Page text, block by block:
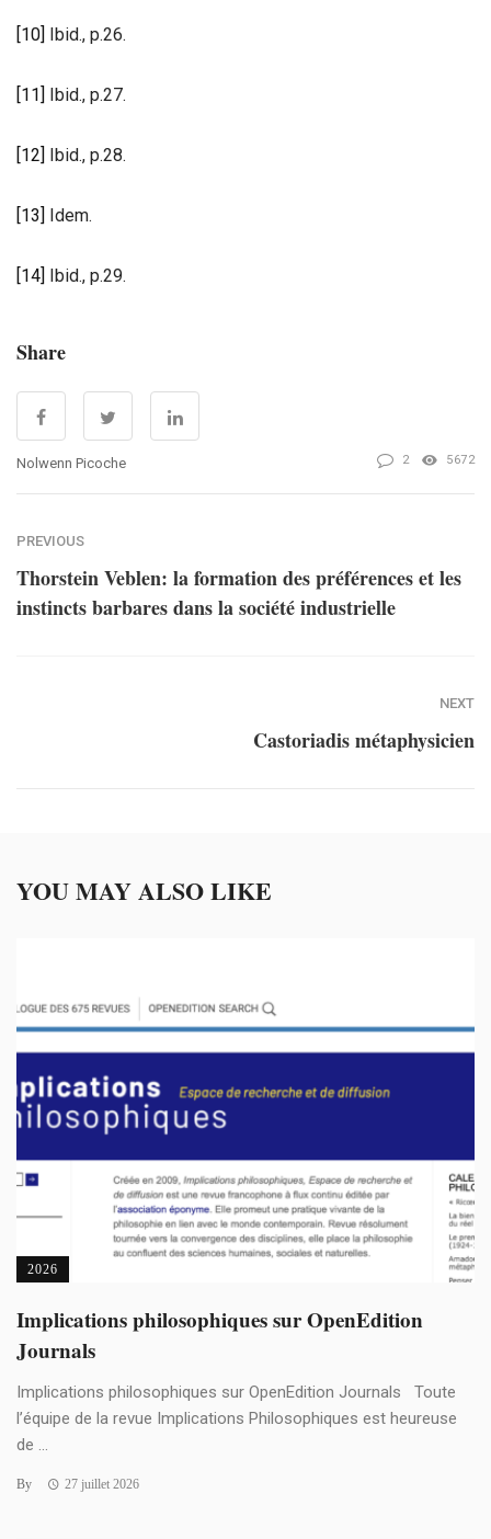
[10] Ibid., p.26.
[11] Ibid., p.27.
[12] Ibid., p.28.
[13] Idem.
[14] Ibid., p.29.
Share
Nolwenn Picoche 2 5672
PREVIOUS
Thorstein Veblen: la formation des préférences et les
instincts barbares dans la société industrielle
NEXT
Castoriadis métaphysicien
YOU MAY ALSO LIKE
2026
Implications philosophiques sur OpenEdition
Journals
Implications philosophiques sur OpenEdition Journals Toute
l’équipe de la revue Implications Philosophiques est heureuse
de ...
By 27 juillet 2026